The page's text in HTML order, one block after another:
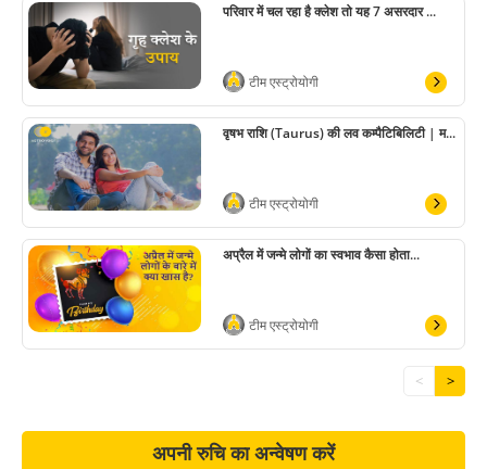
परिवार में चल रहा है क्लेश तो यह 7 असरदार ...
टीम एस्ट्रोयोगी
वृषभ राशि (Taurus) की लव कम्पैटिबिलिटी | म...
टीम एस्ट्रोयोगी
अप्रैल में जन्मे लोगों का स्वभाव कैसा होता...
टीम एस्ट्रोयोगी
< >
अपनी रुचि का अन्वेषण करें